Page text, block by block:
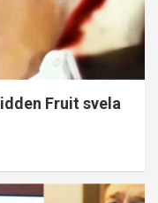
Fruit svela